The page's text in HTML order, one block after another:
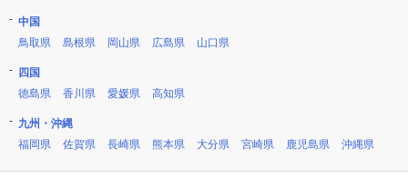
中国
鳥取県
島根県 岡山県 広島県 山口県
四国
徳島県
香川県 愛媛県 高知県
九州・沖縄
福岡県
佐賀県 長崎県 熊本県 大分県 宮崎県 鹿児島県 沖縄県